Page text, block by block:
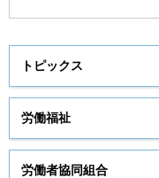
トピックス
労働福祉
労働者協同組合